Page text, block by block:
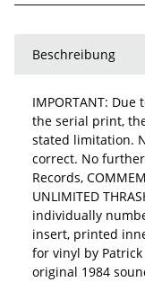
Beschreibung
IMPORTANT:
the serial print,
stated limitation.
correct. No
Records,
UNLIMITED
individually
insert, printed
for vinyl by
original 1984